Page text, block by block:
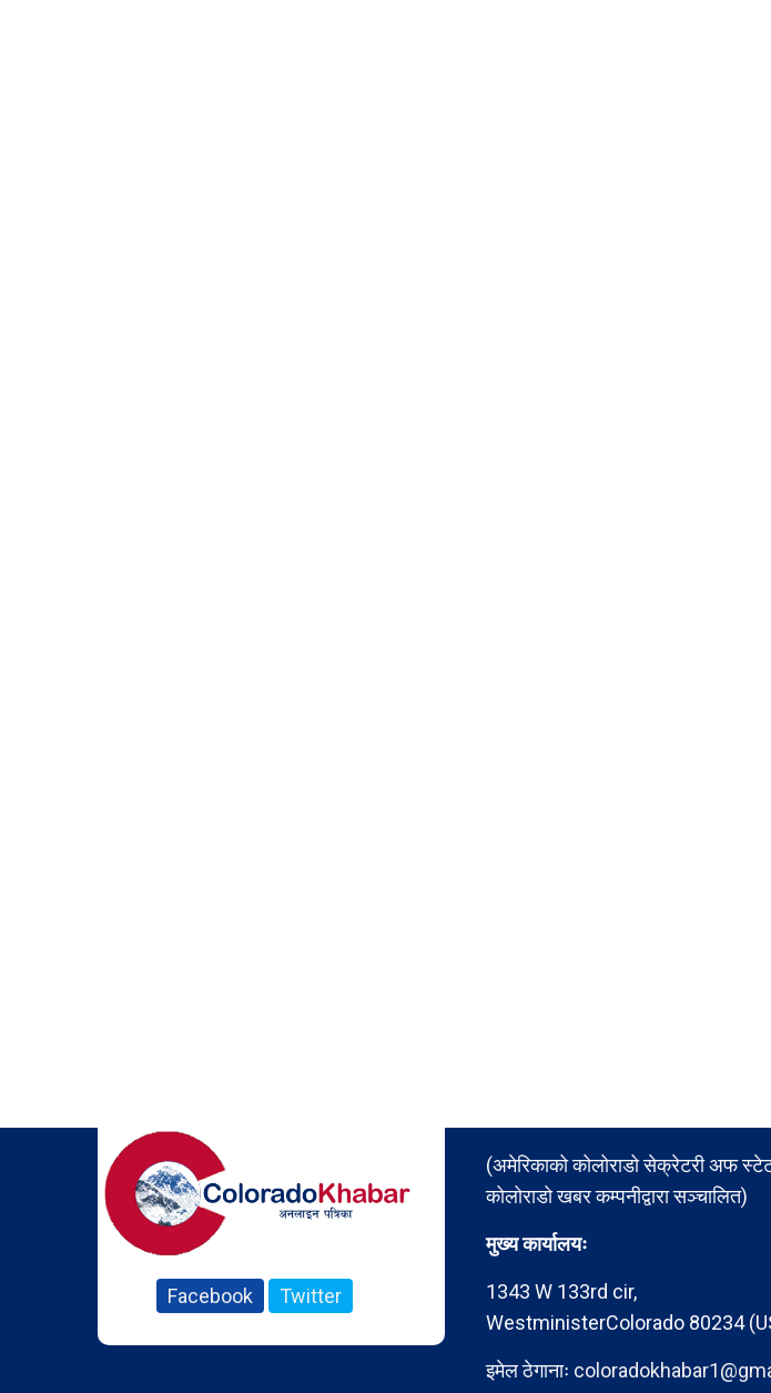
Facebook Twitter
(अमेरिकाको कोलोराडो सेक्रेटरी अफ
कोलोराडो खबर कम्पनीद्वारा सञ्चालित)
मुख्य कार्यालयः
1343 W 133rd cir,
WestministerColorado 80234
इमेल ठेगानाः